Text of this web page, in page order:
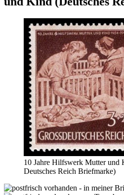
10 Jahre Hilfswerk Mutter und
Deutsches Reich Briefmarke)